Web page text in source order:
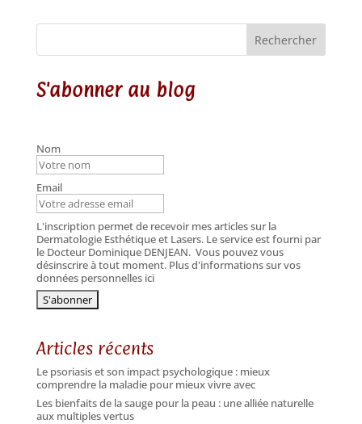
Rechercher
S'abonner au blog
Nom
Email
L'inscription permet de recevoir mes articles sur la
Dermatologie Esthétique et Lasers. Le service est fourni par
le Docteur Dominique DENJEAN. Vous pouvez vous
désinscrire à tout moment. Plus d'informations sur vos
données personnelles ici
Articles récents
Le psoriasis et son impact psychologique : mieux
comprendre la maladie pour mieux vivre avec
Les bienfaits de la sauge pour la peau : une alliée naturelle
aux multiples vertus